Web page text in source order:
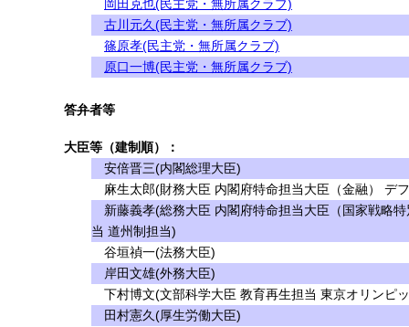
岡田克也(民主党・無所属クラブ)
古川元久(民主党・無所属クラブ)
篠原孝(民主党・無所属クラブ)
原口一博(民主党・無所属クラブ)
答弁者等
大臣等（建制順）：
安倍晋三(内閣総理大臣)
麻生太郎(財務大臣 内閣府特命担当大臣（金融） デ
新藤義孝(総務大臣 内閣府特命担当大臣（国家戦略
当 道州制担当)
谷垣禎一(法務大臣)
岸田文雄(外務大臣)
下村博文(文部科学大臣 教育再生担当 東京オリンピ
田村憲久(厚生労働大臣)